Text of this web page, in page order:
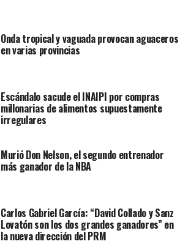
Onda tropical y vaguada provocan aguaceros
en varias provincias
Escándalo sacude el INAIPI por compras
millonarias de alimentos supuestamente
irregulares
Murió Don Nelson, el segundo entrenador
más ganador de la NBA
Carlos Gabriel García: “David Collado y Sanz
Lovatón son los dos grandes ganadores” en
la nueva dirección del PRM